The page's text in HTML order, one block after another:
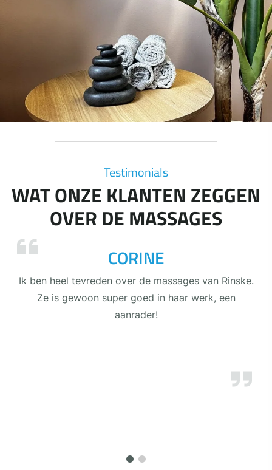
Testimonials
WAT ONZE KLANTEN ZEGGEN
OVER DE MASSAGES
CORINE
Ik ben heel tevreden over de massages van Rinske.
Ze is gewoon super goed in haar werk, een
aanrader!